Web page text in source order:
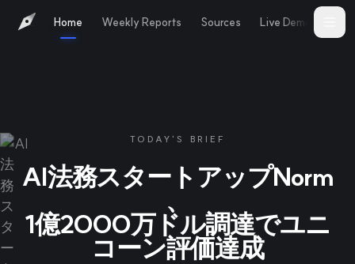
Home Weekly Reports Sources Live Demo
TODAY'S BRIEF
AI法務スタートアップNorm
、
1億2000万ドル調達でユニ
コーン評価達成